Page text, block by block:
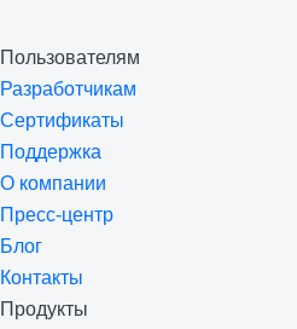
Пользователям
Разработчикам
Сертификаты
Поддержка
О компании
Пресс-центр
Блог
Контакты
Продукты